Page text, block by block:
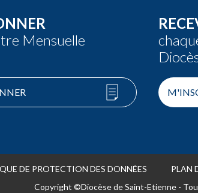
Mensuelle
DE PROTECTION DES DONNÉES PLAN
Copyright ©Diocèse de Saint-Etienne -